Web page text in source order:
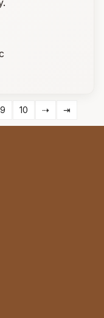
9 10 ⇢ ⇥